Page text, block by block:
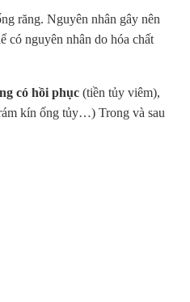
răng. Nguyên nhân gây nên
có nguyên nhân do hóa chất
có hồi phục (tiền tủy viêm),
kín ống tủy…) Trong và sau